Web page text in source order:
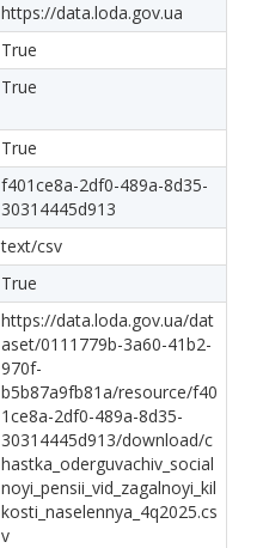
https://data.loda.gov.ua
True
True
True
f401ce8a-2df0-489a-8d35-
30314445d913
text/csv
True
https://data.loda.gov.ua/dat
aset/0111779b-3a60-41b2-
970f-
b5b87a9fb81a/resource/f40
1ce8a-2df0-489a-8d35-
30314445d913/download/c
hastka_oderguvachiv_social
noyi_pensii_vid_zagalnoyi_kil
kosti_naselennya_4q2025.cs
v